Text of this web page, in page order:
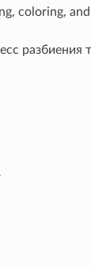
coloring, and
разбиения